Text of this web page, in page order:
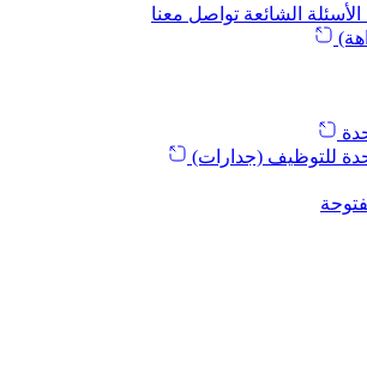
الأسئلة الشائعة تواصل معنا
للتوظيف (جدارات)